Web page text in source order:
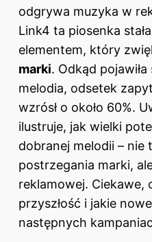
odgrywa muzyka w
Link4 ta piosenka
elementem, który
marki. Odkąd
melodia, odsetek
wzrósł o około 60%.
ilustruje, jak wielki
dobranej melodii –
postrzegania marki,
reklamowej. Ciekawe,
przyszłość i jakie
następnych